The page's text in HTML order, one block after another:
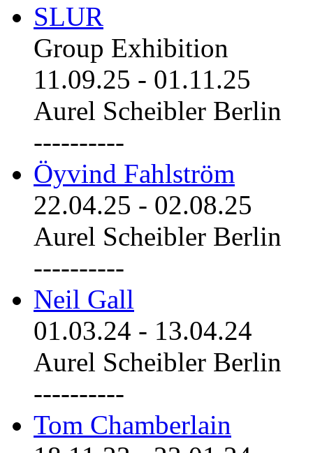
SLUR
Group Exhibition
11.09.25 - 01.11.25
Aurel Scheibler Berlin
----------
Öyvind Fahlström
22.04.25 - 02.08.25
Aurel Scheibler Berlin
----------
Neil Gall
01.03.24 - 13.04.24
Aurel Scheibler Berlin
----------
Tom Chamberlain